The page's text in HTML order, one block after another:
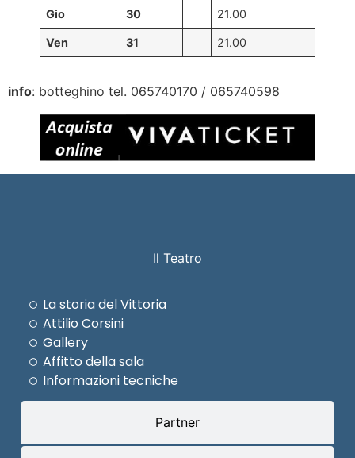
Gio 30 21.00
Ven 31 21.00
info: botteghino tel. 065740170 / 065740598
Il Teatro
Partner
La storia del Vittoria
Attilio Corsini
Gallery
Affitto della sala
Informazioni tecniche